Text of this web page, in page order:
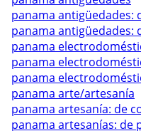
panama antigüedades:
panama antigüedades:
panama
panama
panama
panama arte/artesanía
panama artesanía: de
panama artesanías: de